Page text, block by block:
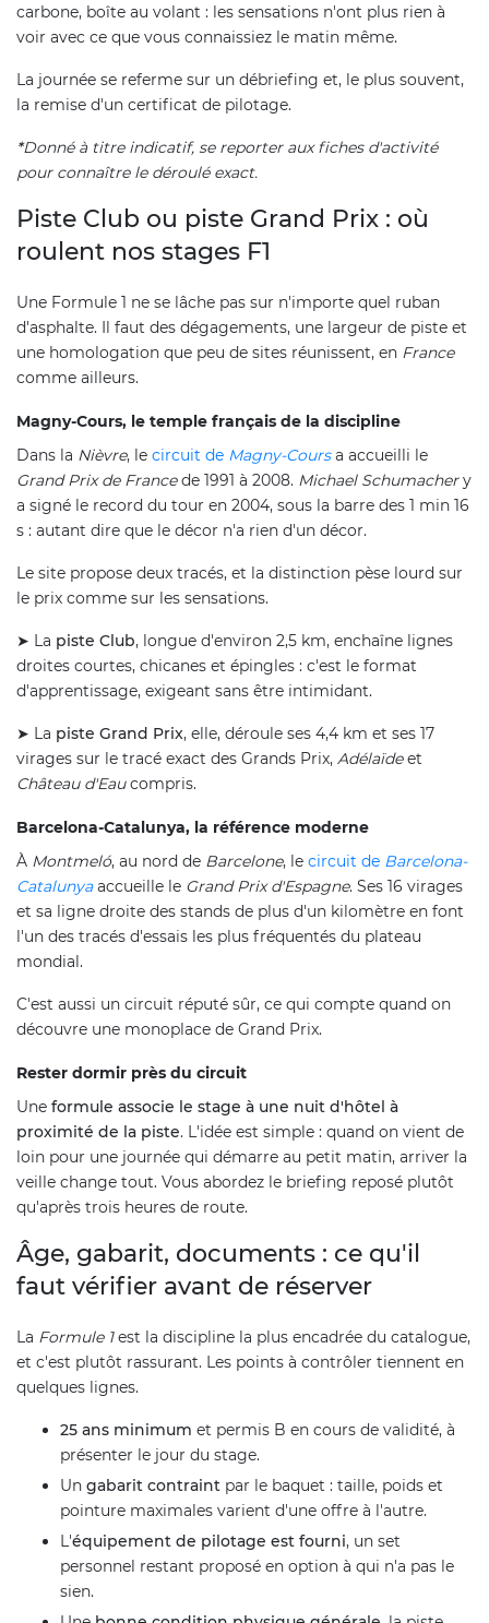
carbone, boîte au volant : les sensations n'ont plus rien à
voir avec ce que vous connaissiez le matin même.
La journée se referme sur un débriefing et, le plus souvent,
la remise d'un certificat de pilotage.
*Donné à titre indicatif, se reporter aux fiches d'activité
pour connaître le déroulé exact.
Piste Club ou piste Grand Prix : où
roulent nos stages F1
Une Formule 1 ne se lâche pas sur n'importe quel ruban
d'asphalte. Il faut des dégagements, une largeur de piste et
une homologation que peu de sites réunissent, en France
comme ailleurs.
Magny-Cours, le temple français de la discipline
Dans la Nièvre, le circuit de Magny-Coursa accueilli le
Grand Prix de Francede 1991 à 2008. Michael Schumachery
a signé le record du tour en 2004, sous la barre des 1 min 16
s : autant dire que le décor n'a rien d'un décor.
Le site propose deux tracés, et la distinction pèse lourd sur
le prix comme sur les sensations.
➤ La piste Club, longue d'environ 2,5 km, enchaîne lignes
droites courtes, chicanes et épingles : c'est le format
d'apprentissage, exigeant sans être intimidant.
➤ La piste Grand Prix, elle, déroule ses 4,4 km et ses 17
virages sur le tracé exact des Grands Prix, Adélaïdeet
Château d'Eaucompris.
Barcelona-Catalunya, la référence moderne
À Montmeló, au nord de Barcelone, le circuit de Barcelona-
Catalunyaaccueille le Grand Prix d'Espagne. Ses 16 virages
et sa ligne droite des stands de plus d'un kilomètre en font
l'un des tracés d'essais les plus fréquentés du plateau
mondial.
C'est aussi un circuit réputé sûr, ce qui compte quand on
découvre une monoplace de Grand Prix.
Rester dormir près du circuit
Une formule associe le stage à une nuit d'hôtel à
proximité de la piste. L'idée est simple : quand on vient de
loin pour une journée qui démarre au petit matin, arriver la
veille change tout. Vous abordez le briefing reposé plutôt
qu'après trois heures de route.
Âge, gabarit, documents : ce qu'il
faut vérifier avant de réserver
La Formule 1est la discipline la plus encadrée du catalogue,
et c'est plutôt rassurant. Les points à contrôler tiennent en
quelques lignes.
25 ans minimum et permis B en cours de validité, à
présenter le jour du stage.
Un gabarit contraint par le baquet : taille, poids et
pointure maximales varient d'une offre à l'autre.
L'équipement de pilotage est fourni, un set
personnel restant proposé en option à qui n'a pas le
sien.